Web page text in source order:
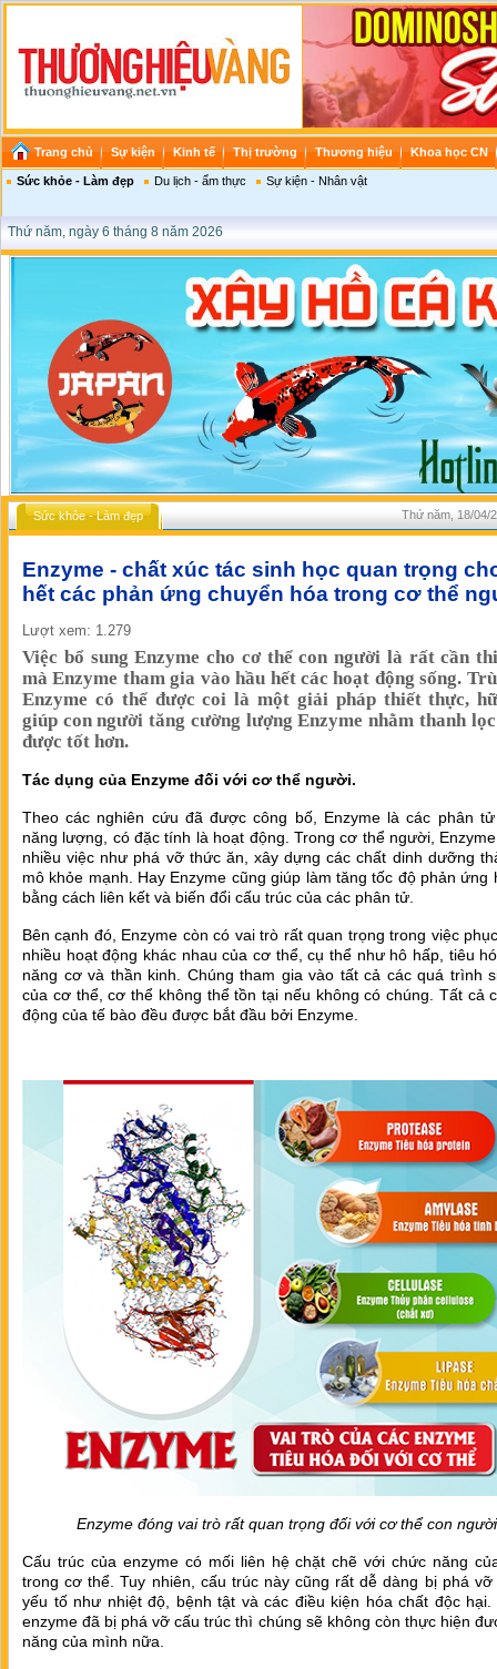
Trang chủ Sự kiện Kinh tế Thị trường Thương hiệu Khoa học CN
Sức khỏe - Làm đẹp Du lịch - ẩm thực Sự kiện - Nhân vật
Thứ năm, ngày 6 tháng 8 năm 2026
Sức khỏe - Làm đẹp Thứ năm, 18/04/
Enzyme - chất xúc tác sinh học quan trọng
hết các phản ứng chuyển hóa trong cơ thể
Lượt xem: 1.279
Việc bổ sung Enzyme cho cơ thể con người là rất cần
mà Enzyme tham gia vào hầu hết các hoạt động sống.
Enzyme có thể được coi là một giải pháp thiết thực,
giúp con người tăng cường lượng Enzyme nhằm thanh
được tốt hơn.
Tác dụng của Enzyme đối với cơ thể người.
Theo các nghiên cứu đã được công bố, Enzyme là các phân
năng lượng, có đặc tính là hoạt động. Trong cơ thể người,
nhiều việc như phá vỡ thức ăn, xây dựng các chất dinh dưỡng
mô khỏe mạnh. Hay Enzyme cũng giúp làm tăng tốc độ phản ứng
bằng cách liên kết và biến đổi cấu trúc của các phân tử.
Bên cạnh đó, Enzyme còn có vai trò rất quan trọng trong việc
nhiều hoạt động khác nhau của cơ thể, cụ thể như hô hấp, tiêu
năng cơ và thần kinh. Chúng tham gia vào tất cả các quá trình
của cơ thể, cơ thể không thể tồn tại nếu không có chúng. Tất cả
động của tế bào đều được bắt đầu bởi Enzyme.
Enzyme đóng vai trò rất quan trọng đối với cơ thể con người
Cấu trúc của enzyme có mối liên hệ chặt chẽ với chức năng
trong cơ thể. Tuy nhiên, cấu trúc này cũng rất dễ dàng bị phá vỡ
yếu tố như nhiệt độ, bệnh tật và các điều kiện hóa chất độc hại.
enzyme đã bị phá vỡ cấu trúc thì chúng sẽ không còn thực hiện
năng của mình nữa.